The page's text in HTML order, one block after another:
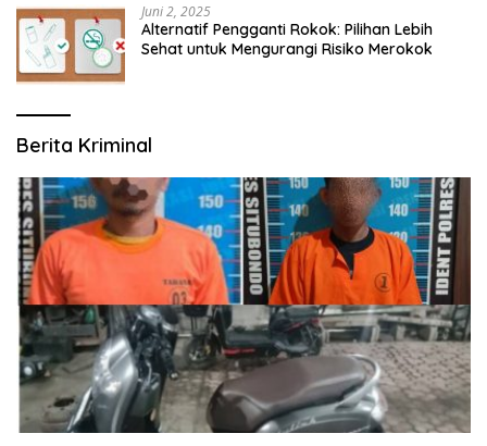
Juni 2, 2025
Alternatif Pengganti Rokok: Pilihan Lebih
Sehat untuk Mengurangi Risiko Merokok
Berita Kriminal